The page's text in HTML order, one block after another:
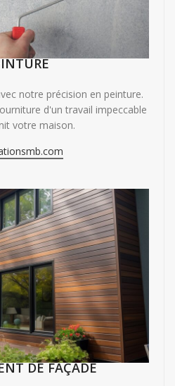
notre précision en peinture.
d'un travail impeccable
votre maison.
DE FAÇADE